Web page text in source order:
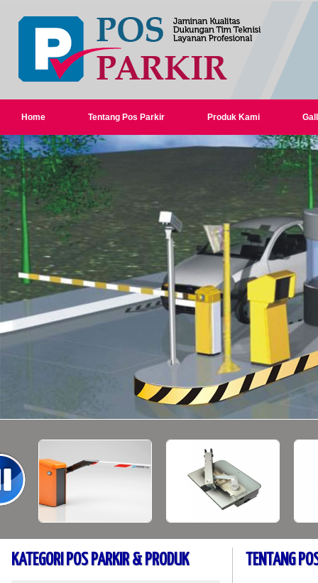
Home Tentang Pos Parkir Produk Kami
KATEGORI POS PARKIR & PRODUK TENTANG